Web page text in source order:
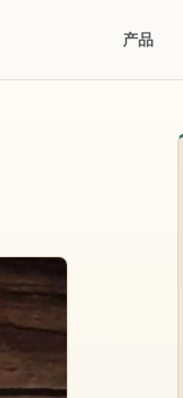
产品